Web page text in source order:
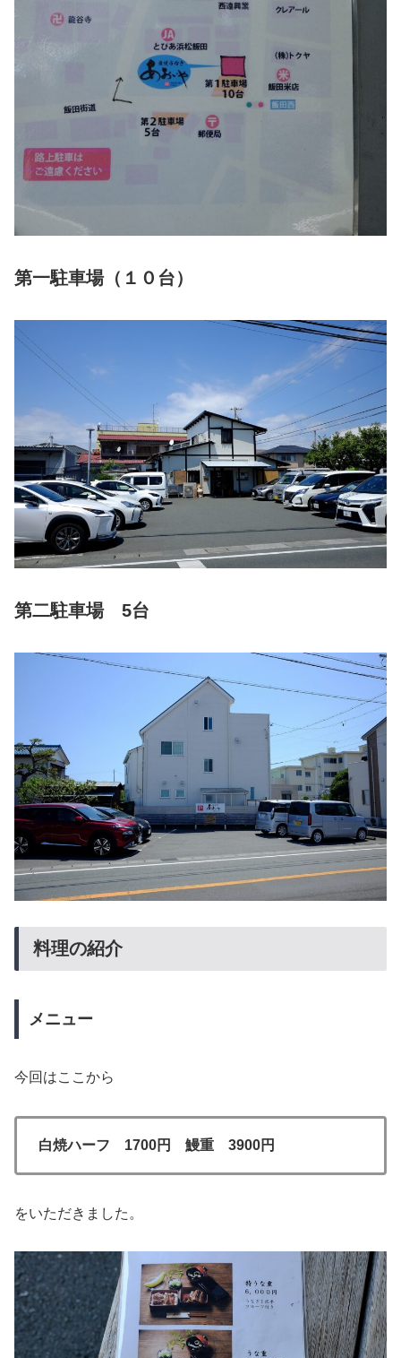
第一駐車場（１０台）
第二駐車場 5台
料理の紹介
メニュー
今回はここから
白焼ハーフ 1700円 鰻重 3900円
をいただきました。